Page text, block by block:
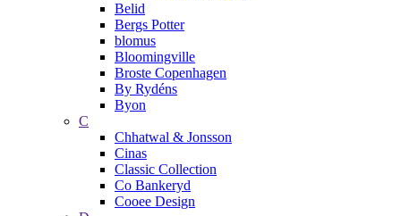
Belid
Bergs Potter
blomus
Bloomingville
Broste Copenhagen
By Rydéns
Byon
C
Chhatwal & Jonsson
Cinas
Classic Collection
Co Bankeryd
Cooee Design